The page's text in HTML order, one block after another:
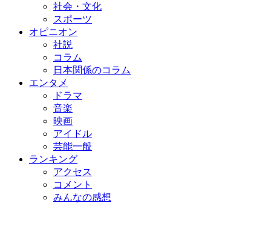
社会・文化
スポーツ
オピニオン
社説
コラム
日本関係のコラム
エンタメ
ドラマ
音楽
映画
アイドル
芸能一般
ランキング
アクセス
コメント
みんなの感想